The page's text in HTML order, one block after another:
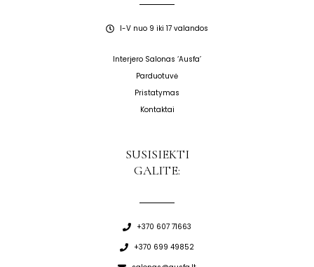
I-V nuo 9 iki 17 valandos
Interjero Salonas ‘Ausfa’
Parduotuvė
Pristatymas
Kontaktai
SUSISIEKTI
GALITE:
+370 607 71663
+370 699 49852